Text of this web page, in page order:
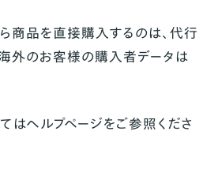
商品を直接購入するのは、代行
外のお客様の購入者データは
はヘルプページをご参照くださ